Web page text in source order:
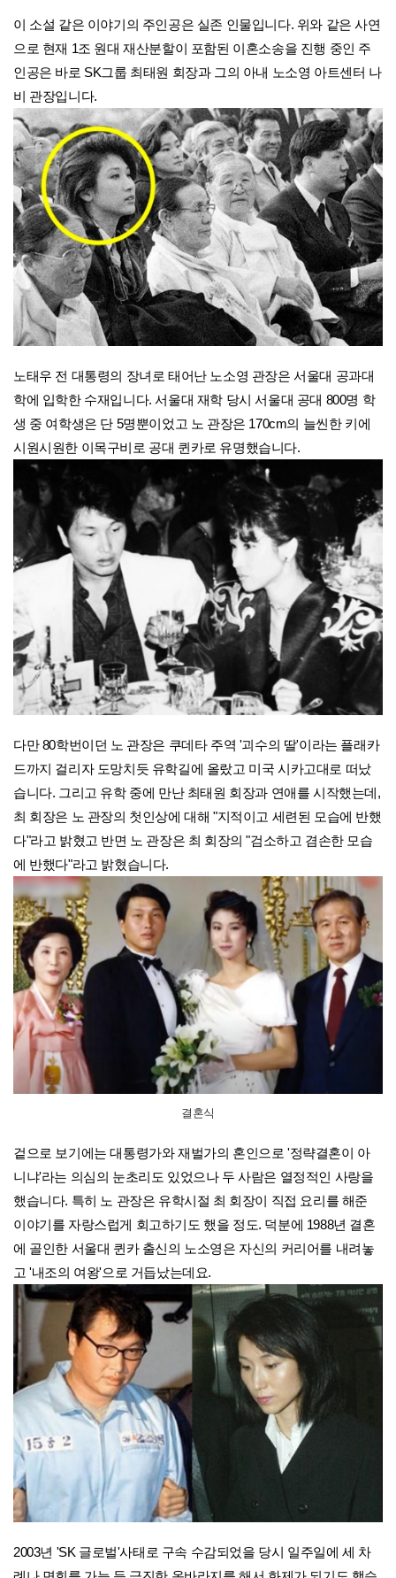
이 소설 같은 이야기의 주인공은 실존 인물입니다. 위와 같은 사연
으로 현재 1조 원대 재산분할이 포함된 이혼소송을 진행 중인 주
인공은 바로 SK그룹 최태원 회장과 그의 아내 노소영 아트센터 나
비 관장입니다.
노태우 전 대통령의 장녀로 태어난 노소영 관장은 서울대 공과대
학에 입학한 수재입니다. 서울대 재학 당시 서울대 공대 800명 학
생 중 여학생은 단 5명뿐이었고 노 관장은 170cm의 늘씬한 키에
시원시원한 이목구비로 공대 퀸카로 유명했습니다.
다만 80학번이던 노 관장은 쿠데타 주역 '괴수의 딸'이라는 플래카
드까지 걸리자 도망치듯 유학길에 올랐고 미국 시카고대로 떠났
습니다. 그리고 유학 중에 만난 최태원 회장과 연애를 시작했는데,
최 회장은 노 관장의 첫인상에 대해 "지적이고 세련된 모습에 반했
다"라고 밝혔고 반면 노 관장은 최 회장의 "검소하고 겸손한 모습
에 반했다"라고 밝혔습니다.
결혼식
겉으로 보기에는 대통령가와 재벌가의 혼인으로 '정략결혼이 아
니냐'라는 의심의 눈초리도 있었으나 두 사람은 열정적인 사랑을
했습니다. 특히 노 관장은 유학시절 최 회장이 직접 요리를 해준
이야기를 자랑스럽게 회고하기도 했을 정도. 덕분에 1988년 결혼
에 골인한 서울대 퀸카 출신의 노소영은 자신의 커리어를 내려놓
고 '내조의 여왕'으로 거듭났는데요.
2003년 'SK 글로벌'사태로 구속 수감되었을 당시 일주일에 세 차